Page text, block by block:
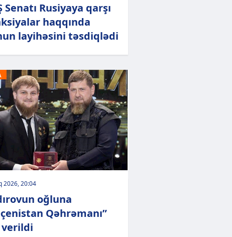
Senatı Rusiyaya qarşı
haqqında
layihəsini təsdiqlədi
2026, 20:04
oğluna
Qəhrəmanı”
verildi